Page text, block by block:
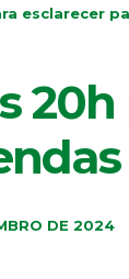
esclarecer
DE 2024